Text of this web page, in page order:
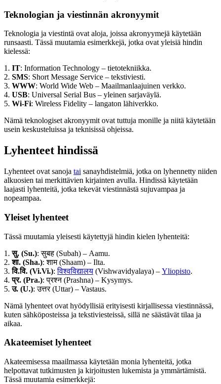
Teknologian ja viestinnän akronyymit
Teknologia ja viestintä ovat aloja, joissa akronyymejä käytetään
runsaasti. Tässä muutamia esimerkkejä, jotka ovat yleisiä hindin
kielessä:
1. IT: Information Technology – tietotekniikka.
2. SMS: Short Message Service – tekstiviesti.
3. WWW: World Wide Web – Maailmanlaajuinen verkko.
4. USB: Universal Serial Bus – yleinen sarjaväylä.
5. Wi-Fi: Wireless Fidelity – langaton lähiverkko.
Nämä teknologiset akronyymit ovat tuttuja monille ja niitä käytetään
usein keskusteluissa ja teknisissä ohjeissa.
Lyhenteet hindissä
Lyhenteet ovat sanoja tai sanayhdistelmiä, jotka on lyhennetty niiden
alkuosien tai merkittävien kirjainten avulla. Hindissä käytetään
laajasti lyhenteitä, jotka tekevät viestinnästä sujuvampaa ja
nopeampaa.
Yleiset lyhenteet
Tässä muutamia yleisesti käytettyjä hindin kielen lyhenteitä:
1.सु. (Su.): सुबह (Subah) – Aamu.
2.शा. (Sha.): शाम (Shaam) – Ilta.
3.वि.वि. (Vi.Vi.):विश्वविद्यालय (Vishwavidyalaya) – Yliopisto.
4.प्र. (Pra.): प्रश्न (Prashna) – Kysymys.
5.उ. (U.): उत्तर (Uttar) – Vastaus.
Nämä lyhenteet ovat hyödyllisiä erityisesti kirjallisessa viestinnässä,
kuten sähköposteissa ja tekstiviesteissä, sillä ne säästävät tilaa ja
aikaa.
Akateemiset lyhenteet
Akateemisessa maailmassa käytetään monia lyhenteitä, jotka
helpottavat tutkimusten ja kirjoitusten lukemista ja ymmärtämistä.
Tässä muutamia esimerkkejä: